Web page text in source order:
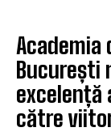
Academia
București
excelență
către